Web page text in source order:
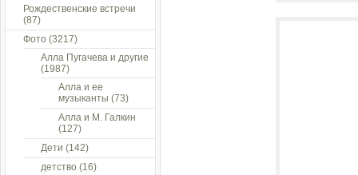
Рождественские встречи
(87)
Фото (3217)
Алла Пугачева и другие
(1987)
Алла и ее
музыканты (73)
Алла и М. Галкин
(127)
Дети (142)
детство (16)